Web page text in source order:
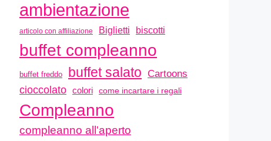
ambientazione
articolo con affiliazione Biglietti biscotti
buffet compleanno
buffet freddo buffet salato Cartoons
cioccolato colori come incartare i regali
Compleanno
compleanno all'aperto